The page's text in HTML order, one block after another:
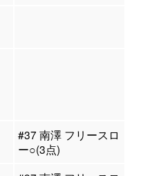
#37 南澤 フリースロ
ー○(3点)